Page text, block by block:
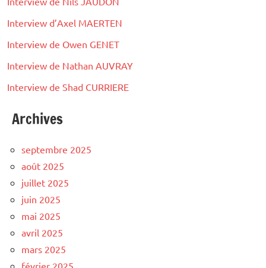
Interview d’Axel MAERTEN
Interview de Owen GENET
Interview de Nathan AUVRAY
Interview de Shad CURRIERE
Archives
septembre 2025
août 2025
juillet 2025
juin 2025
mai 2025
avril 2025
mars 2025